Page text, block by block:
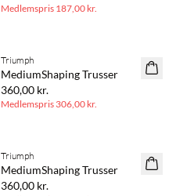
Medlemspris 187,00 kr.
Triumph
MediumShaping Trusser
360,00 kr.
Medlemspris 306,00 kr.
Triumph
MediumShaping Trusser
360,00 kr.